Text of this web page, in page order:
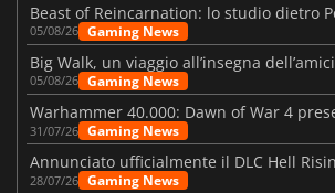
05/08/26 Gaming News
Big Walk, un viaggio all’insegna
05/08/26 Gaming News
31/07/26 Gaming News
28/07/26 Gaming News